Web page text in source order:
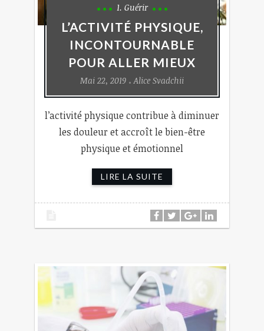
1. Guérir
L’ACTIVITÉ PHYSIQUE,
INCONTOURNABLE
POUR ALLER MIEUX
Mai 22, 2019 Alice Svadchii
l’activité physique contribue à diminuer
les douleur et accroît le bien-être
physique et émotionnel
LIRE LA SUITE